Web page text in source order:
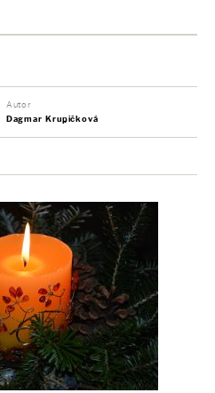
Autor
Dagmar Krupičková